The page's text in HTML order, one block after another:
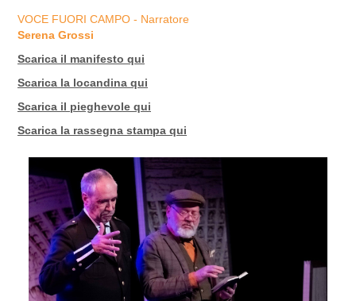
VOCE FUORI CAMPO - Narratore
Serena Grossi
Scarica il manifesto qui
Scarica la locandina qui
Scarica il pieghevole qui
Scarica la rassegna stampa qui